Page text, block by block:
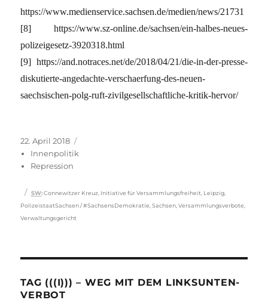
https://www.medienservice.sachsen.de/medien/news/21731
[8] https://www.sz-online.de/sachsen/ein-halbes-neues-
polizeigesetz-3920318.html
[9] https://and.notraces.net/de/2018/04/21/die-in-der-presse-
diskutierte-angedachte-verschaerfung-des-neuen-
saechsischen-polg-ruft-zivilgesellschaftliche-kritik-hervor/
Veröffentlicht
am
22. April 2018
Innenpolitik
Repression
Schlagwörter
SW: Connewitzer Kreuz Initiative für Versammlungsfreiheit Leipzig
PolizeistaatSachsen / #SachsensDemokratie ,Sachsen ,Versammlungsverbote
Verwaltungsgericht
TAG (((I))) – WEG MIT DEM LINKSUNTEN-
VERBOT